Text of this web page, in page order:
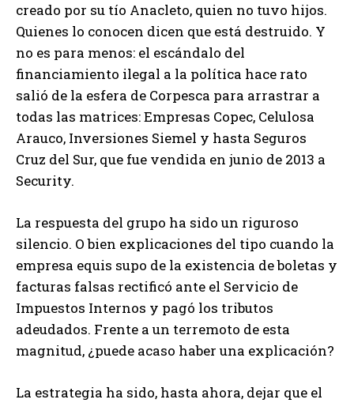
creado por su tío Anacleto, quien no tuvo hijos.
Quienes lo conocen dicen que está destruido. Y
no es para menos: el escándalo del
financiamiento ilegal a la política hace rato
salió de la esfera de Corpesca para arrastrar a
todas las matrices: Empresas Copec, Celulosa
Arauco, Inversiones Siemel y hasta Seguros
Cruz del Sur, que fue vendida en junio de 2013 a
Security.
La respuesta del grupo ha sido un riguroso
silencio. O bien explicaciones del tipo cuando la
empresa equis supo de la existencia de boletas y
facturas falsas rectificó ante el Servicio de
Impuestos Internos y pagó los tributos
adeudados. Frente a un terremoto de esta
magnitud, ¿puede acaso haber una explicación?
La estrategia ha sido, hasta ahora, dejar que el